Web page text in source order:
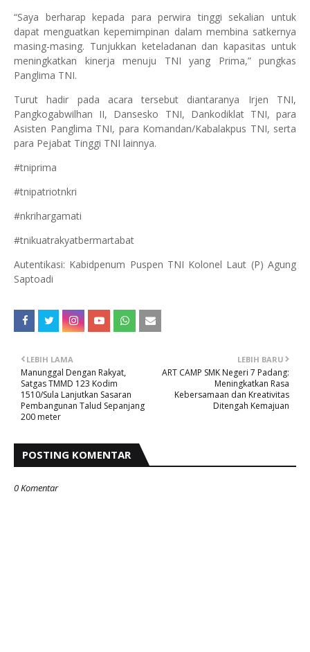
“Saya berharap kepada para perwira tinggi sekalian untuk
dapat menguatkan kepemimpinan dalam membina satkernya
masing-masing. Tunjukkan keteladanan dan kapasitas untuk
meningkatkan kinerja menuju TNI yang Prima,” pungkas
Panglima TNI.
Turut hadir pada acara tersebut diantaranya Irjen TNI,
Pangkogabwilhan II, Dansesko TNI, Dankodiklat TNI, para
Asisten Panglima TNI, para Komandan/Kabalakpus TNI, serta
para Pejabat Tinggi TNI lainnya.
#tniprima
#tnipatriotnkri
#nkrihargamati
#tnikuatrakyatbermartabat
Autentikasi: Kabidpenum Puspen TNI Kolonel Laut (P) Agung
Saptoadi
LEBIH BARU
ART CAMP SMK Negeri 7 Padang:
Meningkatkan Rasa
Kebersamaan dan Kreativitas
Ditengah Kemajuan
LEBIH LAMA
Manunggal Dengan Rakyat,
Satgas TMMD 123 Kodim
1510/Sula Lanjutkan Sasaran
Pembangunan Talud Sepanjang
200 meter
POSTING KOMENTAR
0 Komentar